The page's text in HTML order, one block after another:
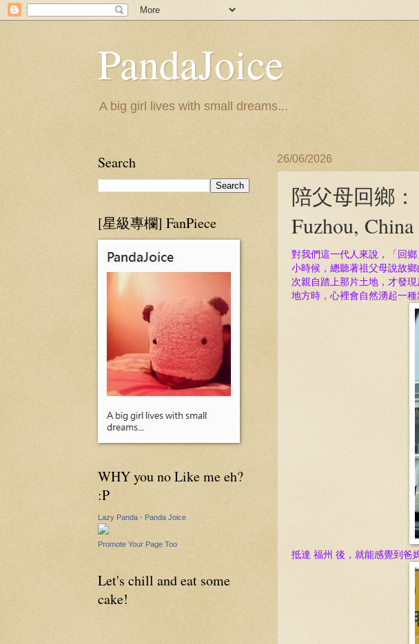
PandaJoice
A big girl lives with small dreams...
26/06/2026
陪父母回鄉
Fuzhou,
對我們這一代人來說， 「 回鄉
小時候，總聽著祖父母說故
次親自踏上那片土地， 才發
地方時，心裡會自然湧起一
抵達 福州 後，就能感覺到爸
Search
[星級專欄] FanPiece
WHY you no Like me eh?
:P
Lazy Panda - Panda Joice
Promote Your Page Too
Let's chill and eat some
cake!